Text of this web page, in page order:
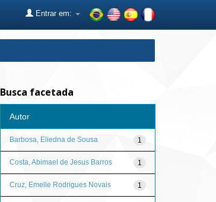
Entrar em:
Busca facetada
Autor
1
Barbosa, Eliedna de Sousa
1
Costa, Abimael de Jesus Barros
1
Cruz, Emelle Rodrigues Novais